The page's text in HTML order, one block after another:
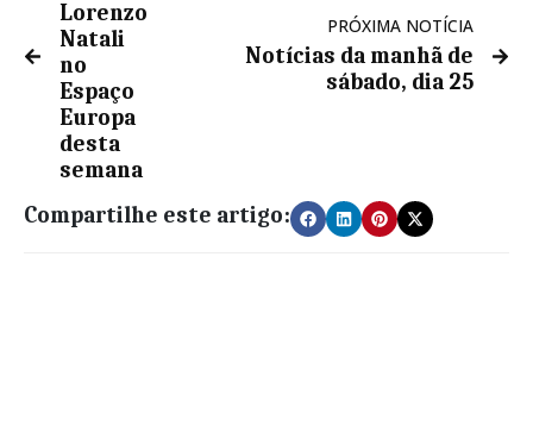
Lorenzo
Natali
no
Espaço
Europa
desta
semana
PRÓXIMA NOTÍCIA
Notícias da manhã de
sábado, dia 25
Compartilhe este artigo: